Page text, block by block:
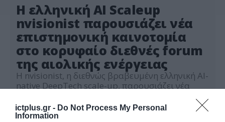
ictplus.gr - Do Not Process My Personal
Information
Η ελληνική AI Scaleup
nvisionist παρουσιάζει νέα
επιστημονική καινοτομία
στο κορυφαίο διεθνές forum
της αιολικής ενέργειας
Η nvisionist, η διεθνώς βραβευμένη ελληνική AI-
native DeepTech scale-up, παρουσιάζει νέα
προηγμένων μοντέλων Τεχνητής Νοημοσύνης
στην προστασία της βιοποικιλότητας, στο
09.06.2026